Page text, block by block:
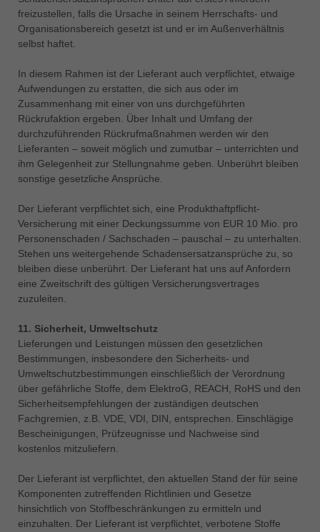
freizustellen, falls die Ursache in seinem Herrschafts- und
Organisationsbereich gesetzt ist und er im Außenverhältnis
selbst haftet.
In diesem Rahmen ist der Lieferant auch verpflichtet, etwaige
Aufwendungen zu erstatten, die sich aus oder im
Zusammenhang mit einer von uns durchgeführten
Rückrufaktion ergeben. Über Inhalt und Umfang der
durchzuführenden Rückrufmaßnahmen werden wir den
Lieferanten – soweit möglich und zumutbar – unterrichten und
ihm Gelegenheit zur Stellungnahme geben. Unberührt bleiben
sonstige gesetzliche Ansprüche.
Der Lieferant verpflichtet sich, eine Produkthaftpflicht-
Versicherung mit einer Deckungssumme von EUR 10 Mio. pro
Personenschaden / Sachschaden – pauschal – zu unterhalten.
Stehen uns weitergehende Schadensersatzansprüche zu, so
bleiben diese unberührt. Der Lieferant hat uns auf Anfordern
eine Zweitschrift des gültigen Versicherungsvertrages
zuzuleiten.
11. Sicherheit, Umweltschutz
Lieferungen und Leistungen müssen den gesetzlichen
Bestimmungen, insbesondere den Sicherheits- und
Umweltschutzbestimmungen einschließlich der Verordnung
über gefährliche Stoffe, dem ElektroG, REACH, RoHS und den
Sicherheitsempfehlungen der zuständigen deutschen
Fachgremien, z.B. VDE, VDI, DIN, entsprechen. Einschlägige
Bescheinigungen, Prüfzeugnisse und Nachweise sind
kostenlos mitzuliefern.
Der Lieferant ist verpflichtet, den aktuellen Stand der für seine
Komponenten zutreffenden Richtlinien und Gesetze
hinsichtlich von Stoffbeschränkungen zu ermitteln und
einzuhalten. Der Lieferant ist verpflichtet, verbotene Stoffe